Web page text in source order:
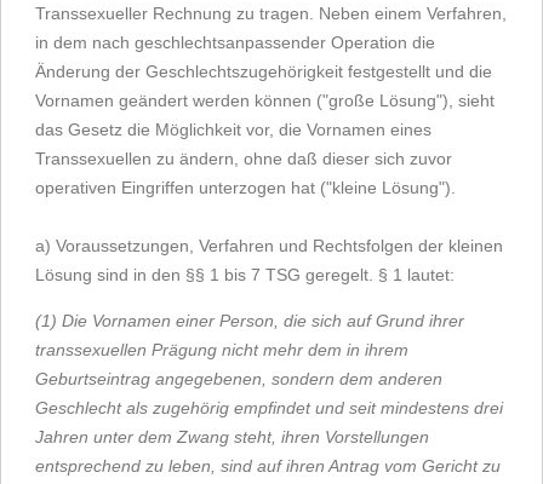
Transsexueller Rechnung zu tragen. Neben einem Verfahren,
in dem nach geschlechtsanpassender Operation die
Änderung der Geschlechtszugehörigkeit festgestellt und die
Vornamen geändert werden können ("große Lösung"), sieht
das Gesetz die Möglichkeit vor, die Vornamen eines
Transsexuellen zu ändern, ohne daß dieser sich zuvor
operativen Eingriffen unterzogen hat ("kleine Lösung").
a) Voraussetzungen, Verfahren und Rechtsfolgen der kleinen
Lösung sind in den §§ 1 bis 7 TSG geregelt. § 1 lautet:
(1) Die Vornamen einer Person, die sich auf Grund ihrer
transsexuellen Prägung nicht mehr dem in ihrem
Geburtseintrag angegebenen, sondern dem anderen
Geschlecht als zugehörig empfindet und seit mindestens drei
Jahren unter dem Zwang steht, ihren Vorstellungen
entsprechend zu leben, sind auf ihren Antrag vom Gericht zu